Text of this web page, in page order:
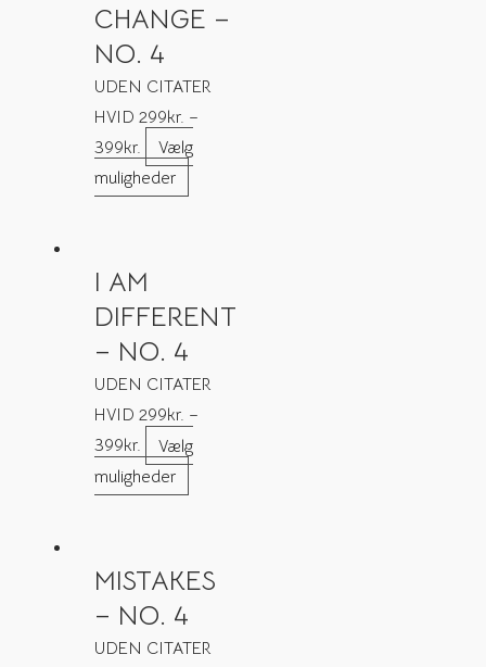
CHANGE –
NO. 4
UDEN CITATER
HVID 299kr. –
399kr.
Vælg
muligheder
I AM
DIFFERENT
– NO. 4
UDEN CITATER
HVID 299kr. –
399kr.
Vælg
muligheder
MISTAKES
– NO. 4
UDEN CITATER